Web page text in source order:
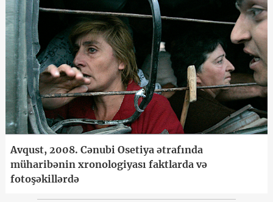
Avqust, 2008. Cənubi Osetiya ətrafında
müharibənin xronologiyası faktlarda və
fotoşəkillərdə